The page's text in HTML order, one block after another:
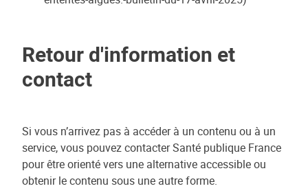
Retour d'information et
contact
Si vous n’arrivez pas à accéder à un contenu ou à un
service, vous pouvez contacter Santé publique France
pour être orienté vers une alternative accessible ou
obtenir le contenu sous une autre forme.